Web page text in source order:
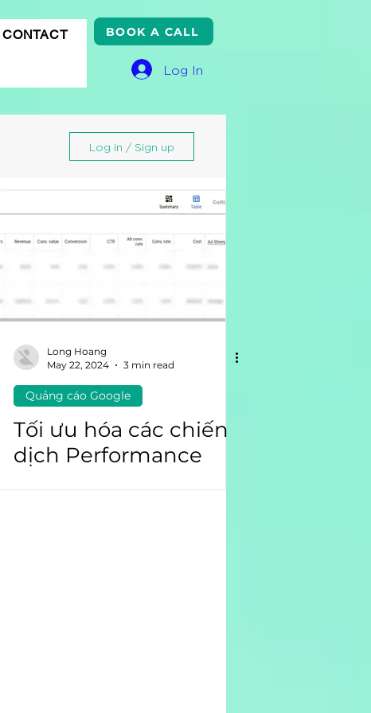
CONTACT BOOK A CALL
Log In
Log in / Sign up
Long Hoang
May 22, 2024
3 min read
Quảng cáo Google
Tối ưu hóa các chiến
dịch Performance